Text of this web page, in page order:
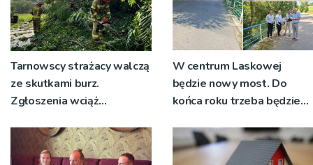
Tarnowscy strażacy walczą
ze skutkami burz.
Zgłoszenia wciąż
W centrum Laskowej
będzie nowy most. Do
końca roku trzeba będzie